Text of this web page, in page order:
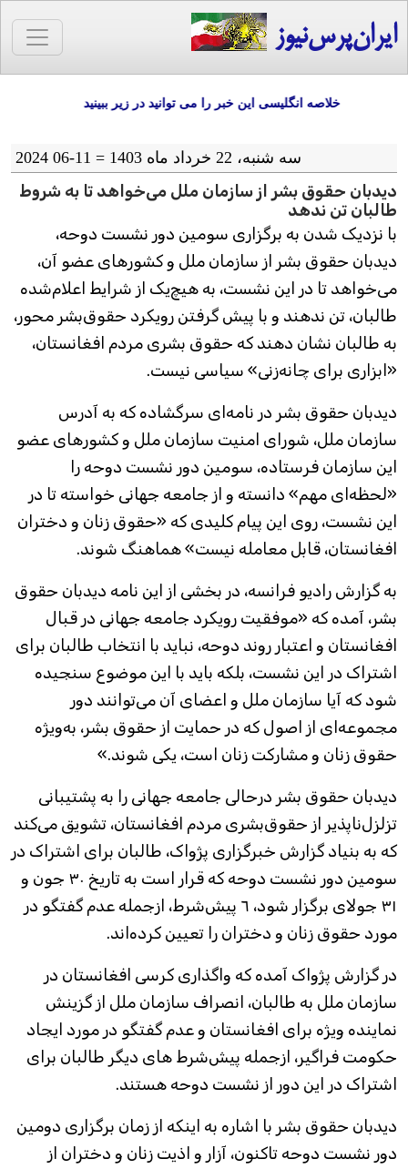
ایران‌پرس‌نیوز
خلاصه انگلیسی این خبر را می توانید در زیر ببینید
سه شنبه، 22 خرداد ماه 1403 = 11-06 2024
دیدبان حقوق بشر از سازمان ملل می‌خواهد تا به شروط
طالبان تن ندهد
با نزدیک شدن به برگزاری سومین دور نشست دوحه،
دیدبان حقوق بشر از سازمان ملل و کشورهای عضو آن،
می‌خواهد تا در این نشست، به هیچ‌یک از شرایط اعلام‌شده
طالبان، تن ندهند و با پیش گرفتن رویکرد حقوق‌بشر محور،
به طالبان نشان دهند که حقوق بشری مردم افغانستان،
«ابزاری برای چانه‌زنی» سیاسی نیست.
دیدبان حقوق بشر در نامه‌ای سرگشاده که به آدرس
سازمان ملل، شورای امنیت سازمان ملل و کشورهای عضو
این سازمان فرستاده، سومین دور نشست دوحه را
«لحظه‌ای مهم» دانسته و از جامعه جهانی خواسته تا در
این نشست، روی این پیام کلیدی که «حقوق زنان و دختران
افغانستان، قابل معامله نیست» هماهنگ شوند.
به گزارش رادیو فرانسه، در بخشی از این نامه دیدبان حقوق
بشر، آمده که «موفقیت رویکرد جامعه جهانی در قبال
افغانستان و اعتبار روند دوحه، نباید با انتخاب طالبان برای
اشتراک در این نشست، بلکه باید با این موضوع سنجیده
شود که آیا سازمان ملل و اعضای آن می‌توانند دور
مجموعه‌ای از اصول که در حمایت از حقوق بشر، به‌ویژه
حقوق زنان و مشارکت زنان است، یکی شوند.»
دیدبان حقوق بشر درحالی جامعه جهانی را به پشتیبانی
تزلزل‌ناپذیر از حقوق‌بشری مردم افغانستان، تشویق می‌کند
که به بنیاد گزارش خبرگزاری پژواک، طالبان برای اشتراک در
سومین دور نشست دوحه که قرار است به تاریخ ٣‬٠ جون و
٣‬١ جولای برگزار شود، ٦‬ پیش‌شرط، ازجمله عدم گفتگو در
مورد حقوق زنان و دختران را تعیین کرده‌اند.
در گزارش پژواک آمده که واگذاری کرسی افغانستان در
سازمان ملل به طالبان، انصراف سازمان ملل از گزینش
نماینده ویژه برای افغانستان و عدم گفتگو در مورد ایجاد
حکومت فراگیر، ازجمله پیش‌شرط های دیگر طالبان برای
اشتراک در این دور از نشست دوحه هستند.
دیدبان حقوق بشر با اشاره به اینکه از زمان برگزاری دومین
دور نشست دوحه تاکنون، آزار و اذیت زنان و دختران از